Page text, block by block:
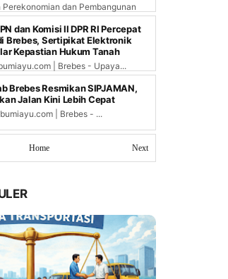
Perekonomian dan Pembangunan
dan Komisi II DPR RI Percepat
Brebes, Sertipikat Elektronik
Kepastian Hukum Tanah
| Brebes - Upaya...
Brebes Resmikan SIPJAMAN,
Jalan Kini Lebih Cepat
| Brebes - ...
Next
Home